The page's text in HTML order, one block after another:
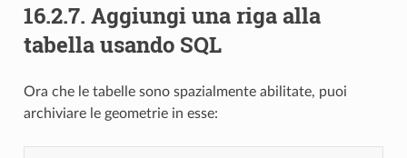
16.2.7. Aggiungi una riga alla
tabella usando SQL
Ora che le tabelle sono spazialmente abilitate, puoi
archiviare le geometrie in esse: